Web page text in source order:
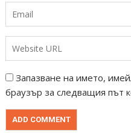
Запазване на името,
браузър за следващия път